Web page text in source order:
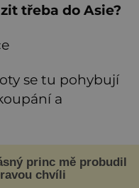
třeba do Asie?
se tu pohybují
a
princ mě probudil
chvíli